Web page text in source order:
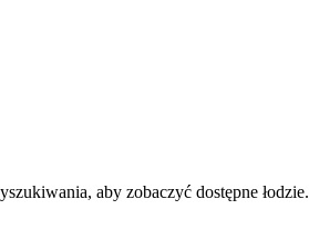
aby zobaczyć dostępne łodzie.